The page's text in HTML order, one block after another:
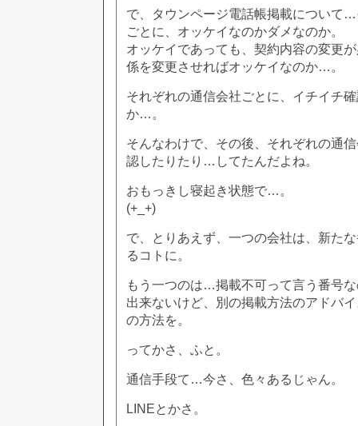
で、タウンページ電話帳掲載について
ごとに、オッケイなのかダメなのか。
オッケイであっても、契約内容の変更
係を変更させればオッケイなのか…。
それぞれの通信会社ごとに、イチイチ
か…。
そんなわけで、その後、それぞれの通
認したりたり…してたんだよね。
おもっきし寝起き状態で…。
(+_+)
で、とりあえず、一つの会社は、新た
るコトに。
もう一つのは…掲載不可って言う番号
出来ないけど、別の掲載方法のアドバ
の方法を。
ってかさ、ふと。
通信手段て…今さ、色々あるじゃん。
LINEとかさ。